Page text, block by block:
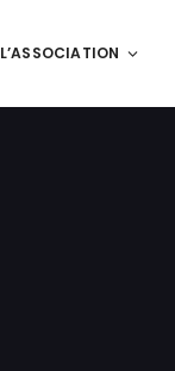
L’ASSOCIATION